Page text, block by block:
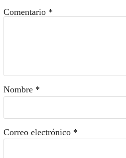
Comentario *
Nombre *
Correo electrónico *